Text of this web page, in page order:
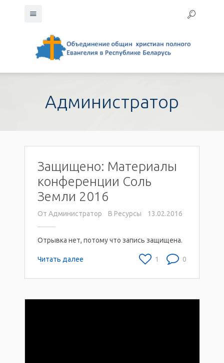
Администратор
Защищено: Материалы
конференции Соль
Земли 2016
От Администратор В Ресурсы 13.02.2016
Отрывка нет, потому что запись защищена.
Читать далее 0
1